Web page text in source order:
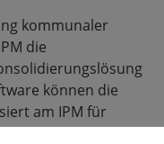
kommunaler
die
können die
am IPM für
werden.